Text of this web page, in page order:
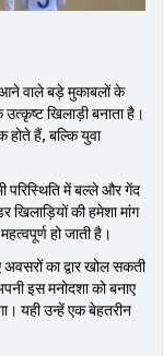
आने वाले बड़े मुकाबलों के
खिलाड़ी बनाता है।
होते हैं, बल्कि युवा
परिस्थिति में बल्ले और गेंद
की हमेशा मांग
हो जाती है।
का द्वार खोल सकती
इस मनोदशा को बनाए
यही उन्हें एक बेहतरीन